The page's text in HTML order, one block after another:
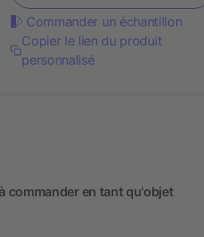
Commander un échantillon
Copier le lien du produit
personnalisé
commander en tant qu'objet